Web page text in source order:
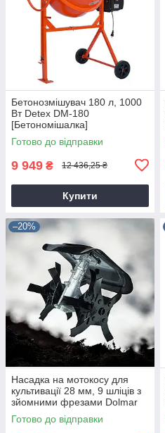
Бетонозмішувач 180 л, 1000
Вт Detex DM-180
[Бетономішалка]
Готово до відправки
9 949 ₴ 12 436,25 ₴
Купити
–20%
Насадка на мотокосу для
культивації 28 мм, 9 шліців з
зйомними фрезами Dolmar
9T28
Готово до відправки